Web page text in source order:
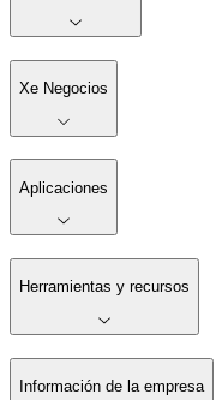
Xe Negocios
Aplicaciones
Herramientas y recursos
Información de la empresa